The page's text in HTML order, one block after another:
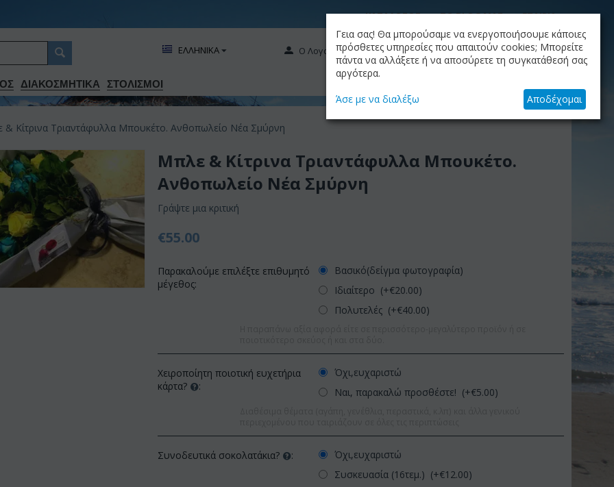
ΚΑΤΑΛΟΓΟΣ ΤΟ BLOG ΜΑΣ ΕΤΑΙΡΙΑ
ΔΙΑΚΟΣΜΗΤΙΚA ΣΤΟΛΙΣΜΟΙ
Ο Λογαριασμός μου
ΕΛΛΗΝΙΚΑ
+30.210.9319884
ΚΑΛΆΘΙ
Το καλάθι είναι άδειο
& Κίτρινα Τριαντάφυλλα Μπουκέτο. Ανθοπωλείο Νέα Σμύρνη
Μπλε & Κίτρινα Τριαντάφυλλα Μπουκέτο.
Ανθοπωλείο Νέα Σμύρνη
Γράψτε μια κριτική
€55.00
Παρακαλούμε επιλέξτε επιθυμητό
μέγεθος:
Βασικό(δείγμα φωτογραφία)
Ιδιαίτερο (+€20.00)
Πολυτελές (+€40.00)
Χειροποίητη ποιοτική ευχετήρια
κάρτα?
:
Όχι,ευχαριστώ
Ναι, παρακαλώ προσθέστε! (+€5.00)
Συνοδευτικά σοκολατάκια? :
Όχι,ευχαριστώ
Συσκευασία (16τεμ.) (+€12.00)
Γεια σας! Θα μπορούσαμε να ενεργοποιήσουμε κάποιες
πρόσθετες υπηρεσίες που απαιτούν cookies; Μπορείτε
πάντα να αλλάξετε ή να αποσύρετε τη συγκατάθεσή σας
αργότερα.
Άσε με να διαλέξω Αποδέχομαι